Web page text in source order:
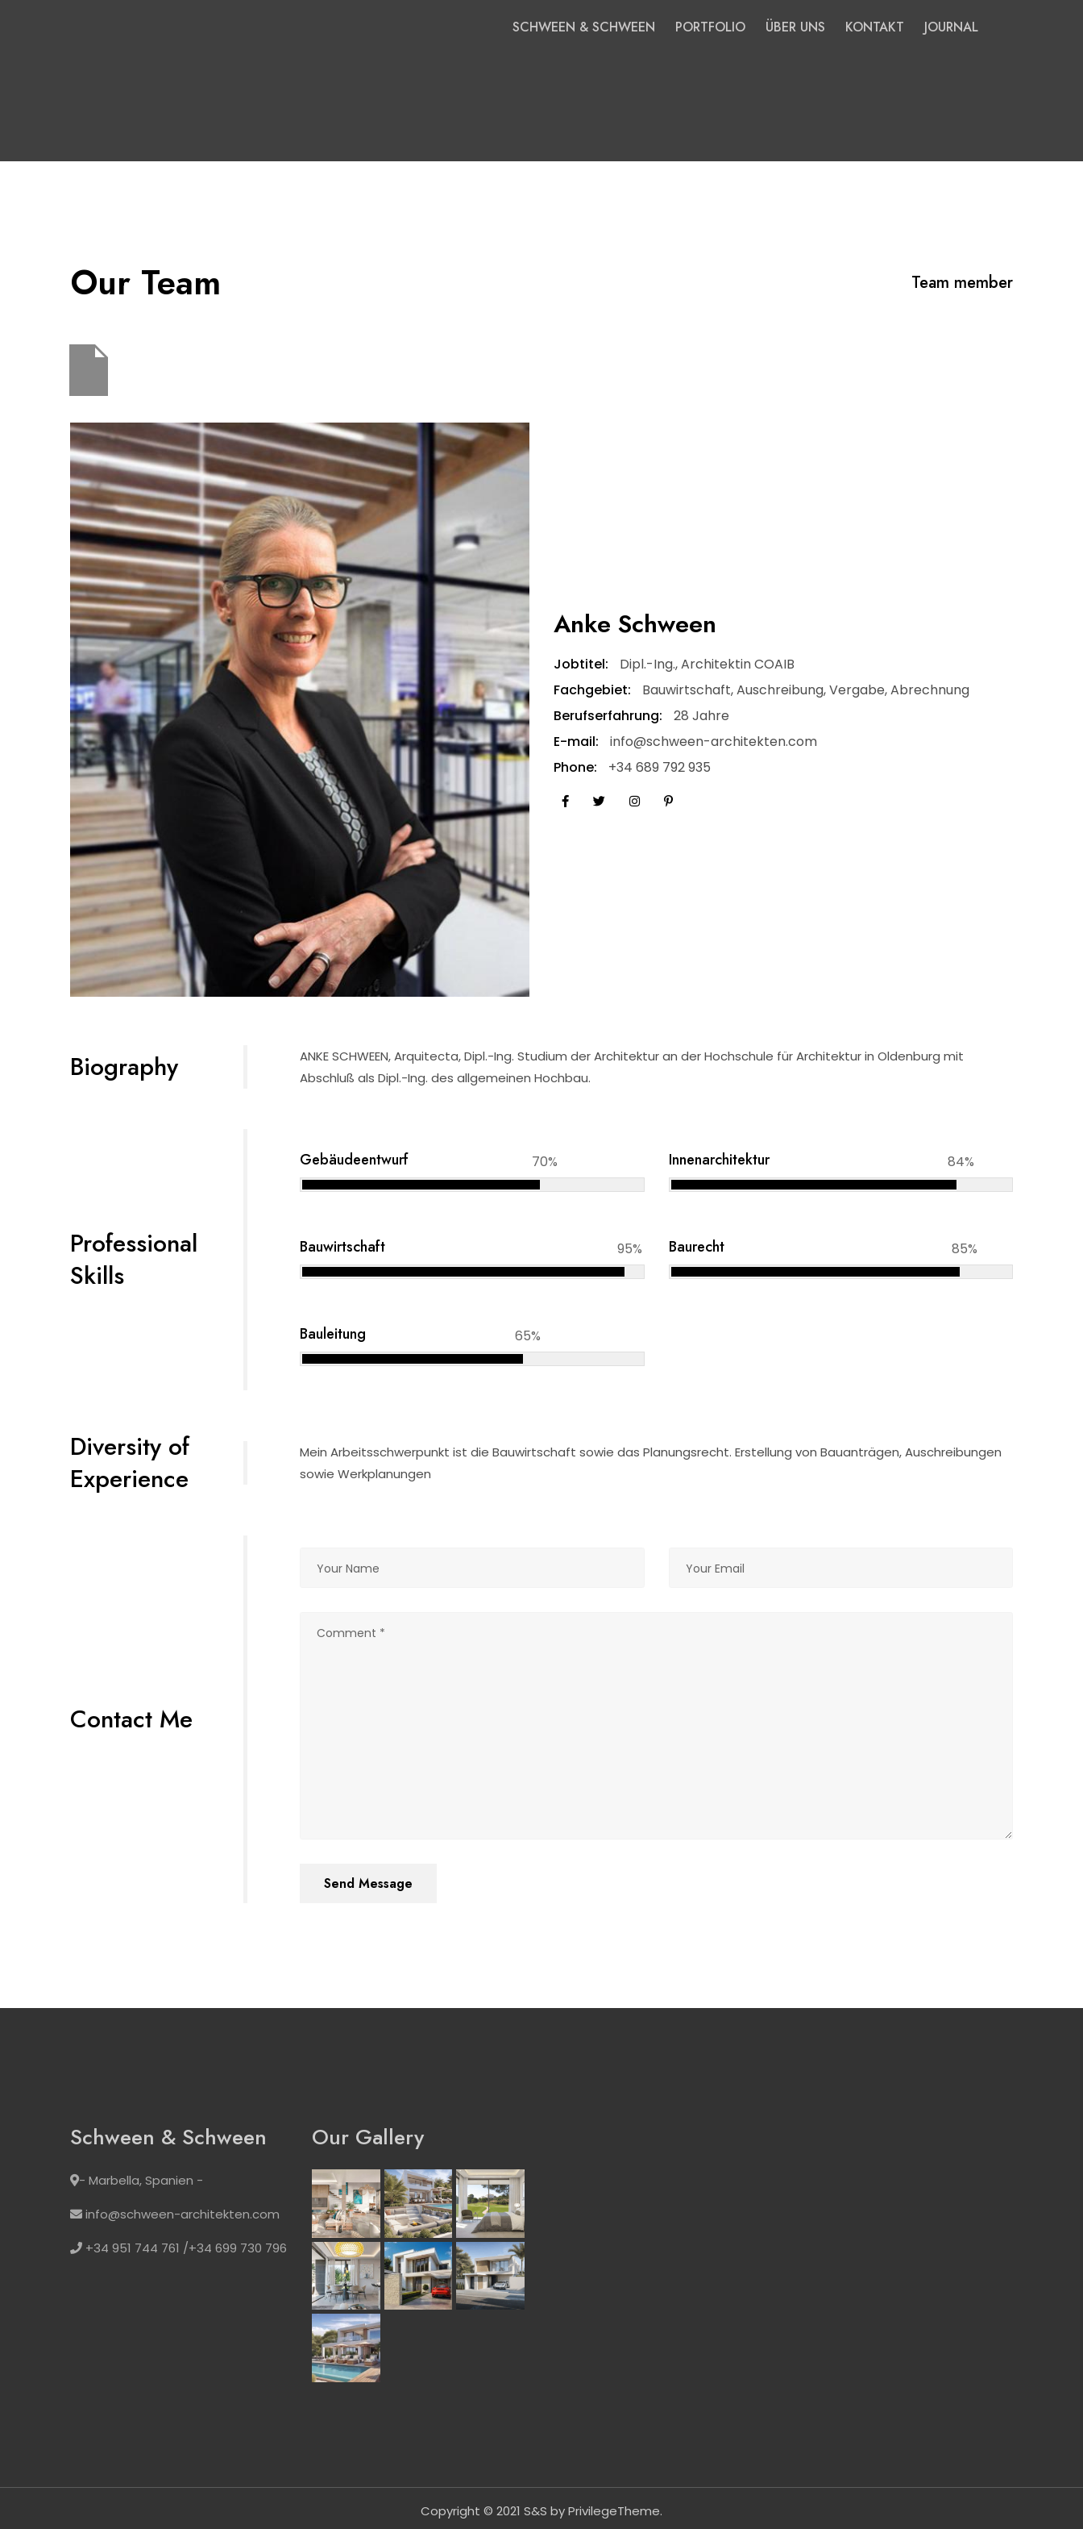
SCHWEEN & SCHWEEN PORTFOLIO ÜBER UNS KONTAKT JOURNAL
Our Team Team member
Anke Schween
Jobtitel:
Dipl.-Ing., Architektin COAIB
Fachgebiet:
Bauwirtschaft, Auschreibung, Vergabe, Abrechnung
Berufserfahrung:
28 Jahre
E-mail:
info@schween-architekten.com
Phone:
+34 689 792 935
Biography
ANKE SCHWEEN, Arquitecta, Dipl.-Ing. Studium der Architektur an der Hochschule für Architektur in Oldenburg mit
Abschluß als Dipl.-Ing. des allgemeinen Hochbau.
Professional
Skills
Gebäudeentwurf 70% Innenarchitektur 84%
Bauwirtschaft 95% Baurecht 85%
Bauleitung 65%
Diversity of
Experience
Mein Arbeitsschwerpunkt ist die Bauwirtschaft sowie das Planungsrecht. Erstellung von Bauanträgen, Auschreibungen
sowie Werkplanungen
Contact Me
Send Message
Schween & Schween
- Marbella, Spanien -
info@schween-architekten.com
+34 951 744 761 /+34 699 730 796
Our Gallery
Copyright © 2021 S&S byPrivilegeTheme.